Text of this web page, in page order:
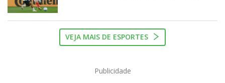
VEJA MAIS DE ESPORTES
Publicidade